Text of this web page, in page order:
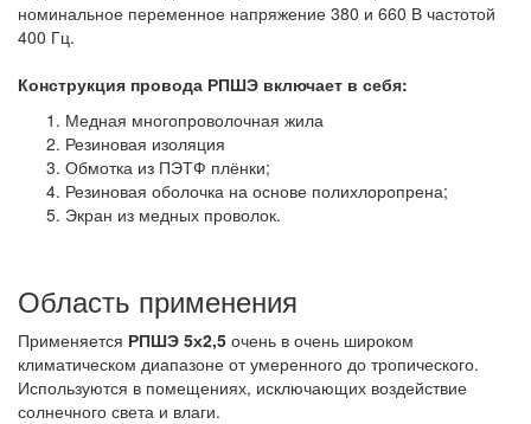
номинальное переменное напряжение 380 и 660 В частотой
400 Гц.
Конструкция провода РПШЭ включает в себя:
Медная многопроволочная жила
Резиновая изоляция
Обмотка из ПЭТФ плёнки;
Резиновая оболочка на основе полихлоропрена;
Экран из медных проволок.
Область применения
Применяется РПШЭ 5х2,5 очень в очень широком
климатическом диапазоне от умеренного до тропического.
Используются в помещениях, исключающих воздействие
солнечного света и влаги.